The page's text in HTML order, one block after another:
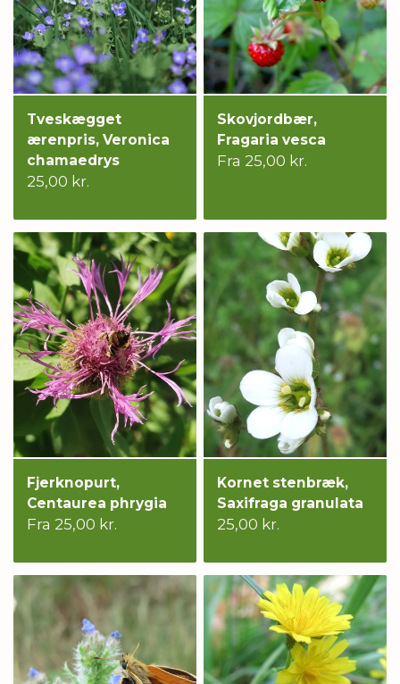
Tveskægget
ærenpris, Veronica
chamaedrys
25,00 kr.
Skovjordbær,
Fragaria vesca
Fra 25,00 kr.
Fjerknopurt,
Centaurea phrygia
Fra 25,00 kr.
Kornet stenbræk,
Saxifraga granulata
25,00 kr.